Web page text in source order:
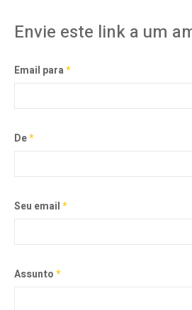
Envie este link a um
Email para*
De*
Seu email*
Assunto*